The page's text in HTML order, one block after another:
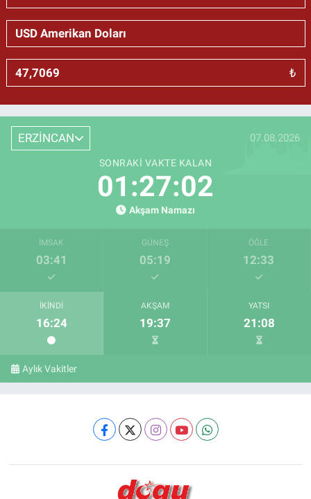
₺
ERZİNCAN 07.08.2026
SONRAKI VAKTE KALAN
01:27:01
Akşam Namazı
İMSAK
03:41
GÜNEŞ
05:19
ÖĞLE
12:33
İKINDI
16:24
AKŞAM
19:37
YATSI
21:08
Aylık Vakitler